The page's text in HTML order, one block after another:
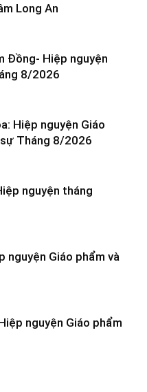
Long An
Đồng- Hiệp nguyện
8/2026
Hiệp nguyện Giáo
Tháng 8/2026
nguyện tháng
nguyện Giáo phẩm và
nguyện Giáo phẩm